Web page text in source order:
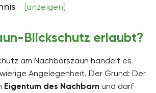
[anzeigen]
Blickschutz erlaubt?
am Nachbarszaun handelt es
Angelegenheit. Der Grund: Der
Eigentum des Nachbarn und darf